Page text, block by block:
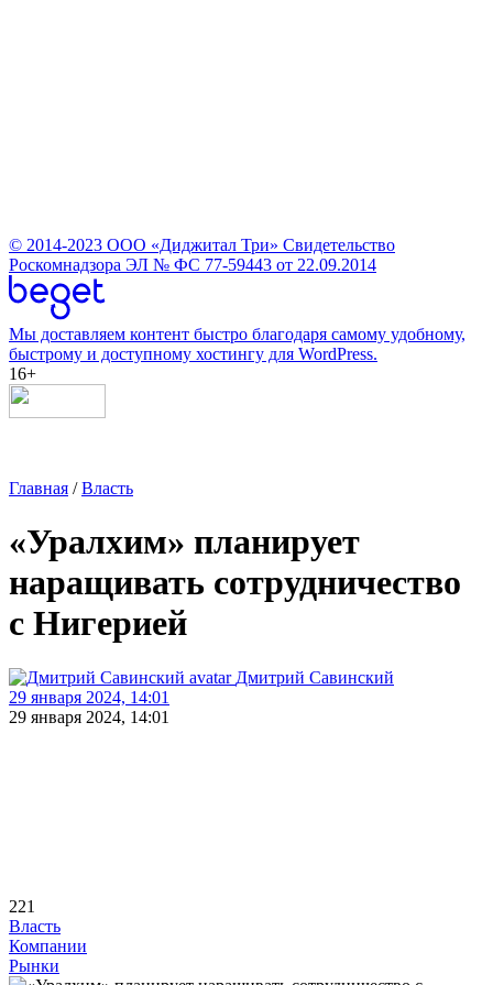
© 2014-2023 ООО «Диджитал Три» Свидетельство
Роскомнадзора ЭЛ № ФС 77-59443 от 22.09.2014
Мы доставляем контент быстро благодаря самому удобному,
быстрому и доступному хостингу для WordPress.
16+
Главная /Власть
«Уралхим» планирует
наращивать сотрудничество
с Нигерией
Дмитрий Савинский
29 января 2024, 14:01
29 января 2024, 14:01
221
Власть
Компании
Рынки